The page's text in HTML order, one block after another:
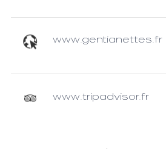
www.gentianettes.fr
www.tripadvisor.fr